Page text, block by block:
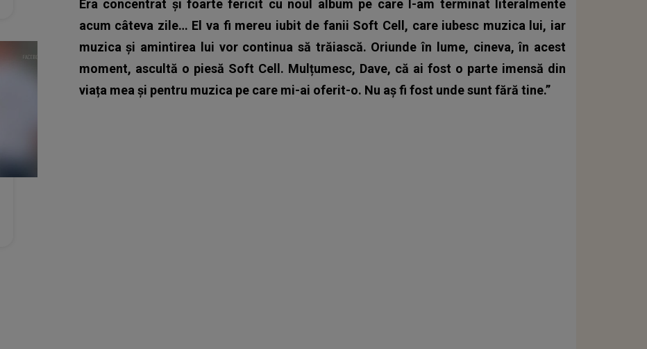
Era concentrat și foarte fericit cu noul album pe care l-am terminat literalmente
acum câteva zile… El va fi mereu iubit de fanii Soft Cell, care iubesc muzica lui, iar
muzica și amintirea lui vor continua să trăiască. Oriunde în lume, cineva, în acest
moment, ascultă o piesă Soft Cell. Mulțumesc, Dave, că ai fost o parte imensă din
viața mea și pentru muzica pe care mi-ai oferit-o. Nu aș fi fost unde sunt fără tine.”